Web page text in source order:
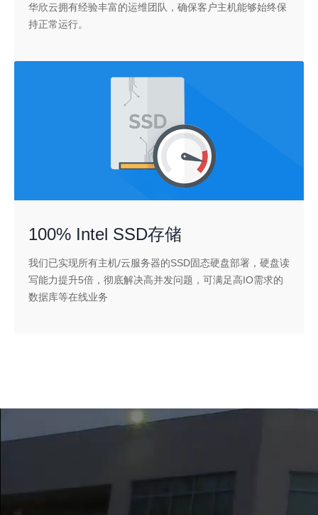
华欣云拥有经验丰富的运维团队，确保客户主机能够始终保
持正常运行。
100% Intel SSD存储
我们已实现所有主机/云服务器的SSD固态硬盘部署，硬盘读
写能力提升5倍，彻底解决高并发问题，可满足高IO需求的
数据库等在线业务